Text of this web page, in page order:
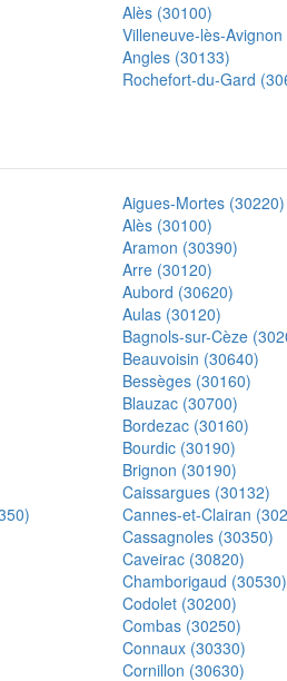
Alès (30100)
Villeneuve-lès-
Angles (30133)
Rochefort-du-Gard
Aigues-Mortes (30220)
Alès (30100)
Aramon (30390)
Arre (30120)
Aubord (30620)
Aulas (30120)
Bagnols-sur-Cèze
Beauvoisin (30640)
Bessèges (30160)
Blauzac (30700)
Bordezac (30160)
Bourdic (30190)
Brignon (30190)
Caissargues (30132)
Cannes-et-Clairan
Cassagnoles (30350)
Caveirac (30820)
Chamborigaud (30530)
Codolet (30200)
Combas (30250)
Connaux (30330)
Cornillon (30630)